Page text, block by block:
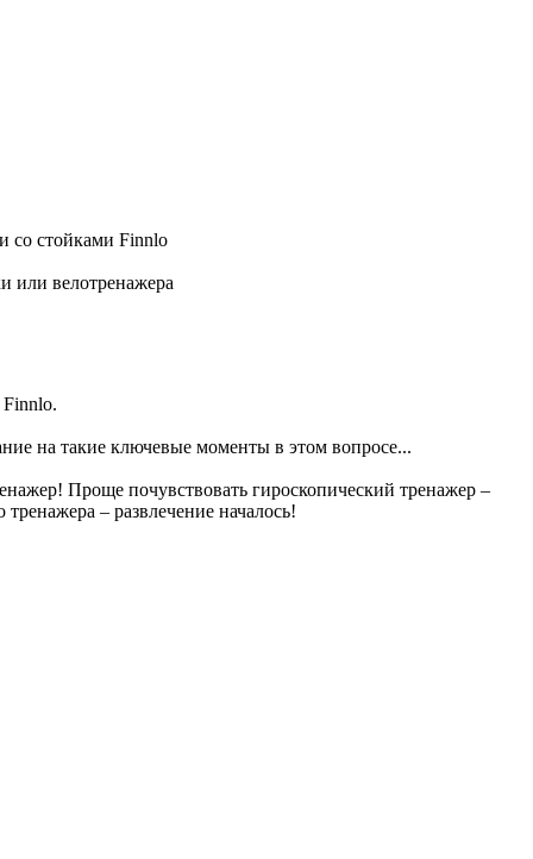
со стойками Finnlo
или велотренажера
на такие ключевые моменты в этом вопросе...
Проще почувствовать гироскопический тренажер –
– развлечение началось!